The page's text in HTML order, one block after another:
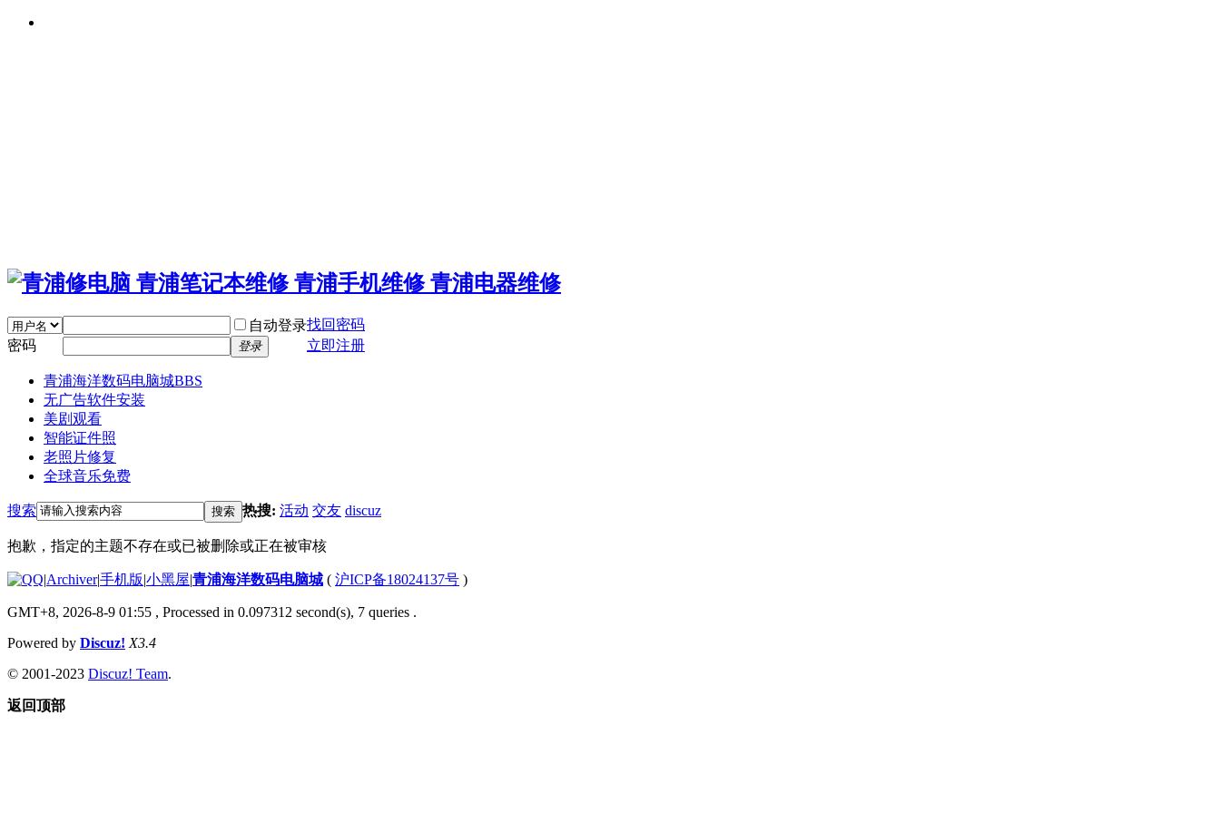
自动登录找回密码
密码
登录 立即注册
青浦海洋数码电脑城BBS
无广告软件安装
美剧观看
智能证件照
老照片修复
全球音乐免费
搜索 搜索 热搜: 活动 交友 discuz
抱歉，指定的主题不存在或已被删除或正在被审核
|Archiver|手机版|小黑屋|青浦海洋数码电脑城 ( 沪ICP备18024137号 )
GMT+8, 2026-8-9 01:55 , Processed in 0.097312 second(s), 7 queries .
Powered by Discuz! X3.4
© 2001-2023 Discuz! Team.
返回顶部